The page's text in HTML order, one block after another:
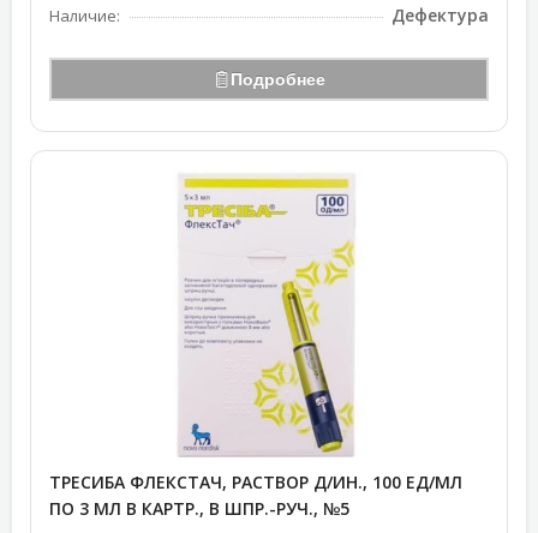
Наличие: Дефектура
Подробнее
ТРЕСИБА ФЛЕКСТАЧ, РАСТВОР Д/ИН., 100 ЕД/МЛ
ПО 3 МЛ В КАРТР., В ШПР.-РУЧ., №5